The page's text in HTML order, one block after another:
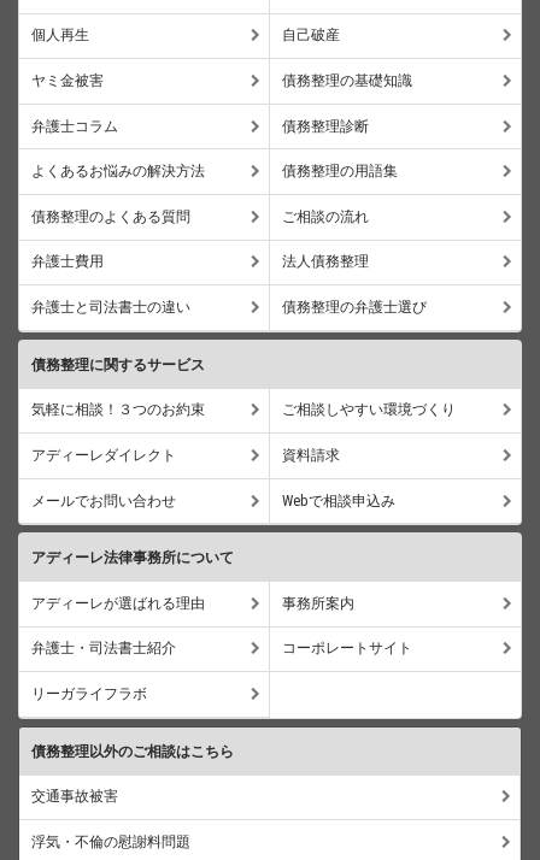
個人再生 自己破産
ヤミ金被害 債務整理の基礎知識
弁護士コラム 債務整理診断
よくあるお悩みの解決方法 債務整理の用語集
債務整理のよくある質問 ご相談の流れ
弁護士費用 法人債務整理
弁護士と司法書士の違い 債務整理の弁護士選び
債務整理に関するサービス
気軽に相談！３つのお約束 ご相談しやすい環境づくり
アディーレダイレクト 資料請求
メールでお問い合わせ Webで相談申込み
アディーレ法律事務所について
アディーレが選ばれる理由 事務所案内
弁護士・司法書士紹介 コーポレートサイト
リーガライフラボ
債務整理以外のご相談はこちら
交通事故被害
浮気・不倫の慰謝料問題